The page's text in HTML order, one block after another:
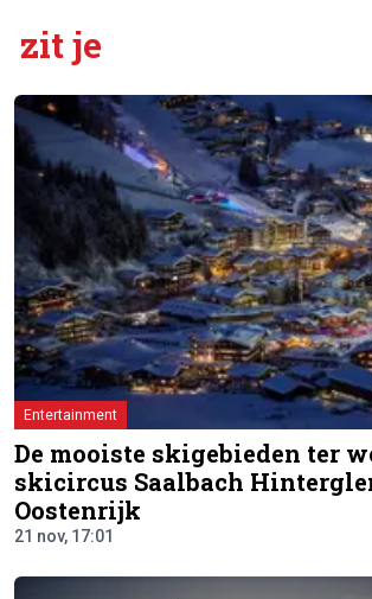
zit je
Entertainment
De mooiste skigebieden ter
skicircus Saalbach
Oostenrijk
21 nov, 17:01